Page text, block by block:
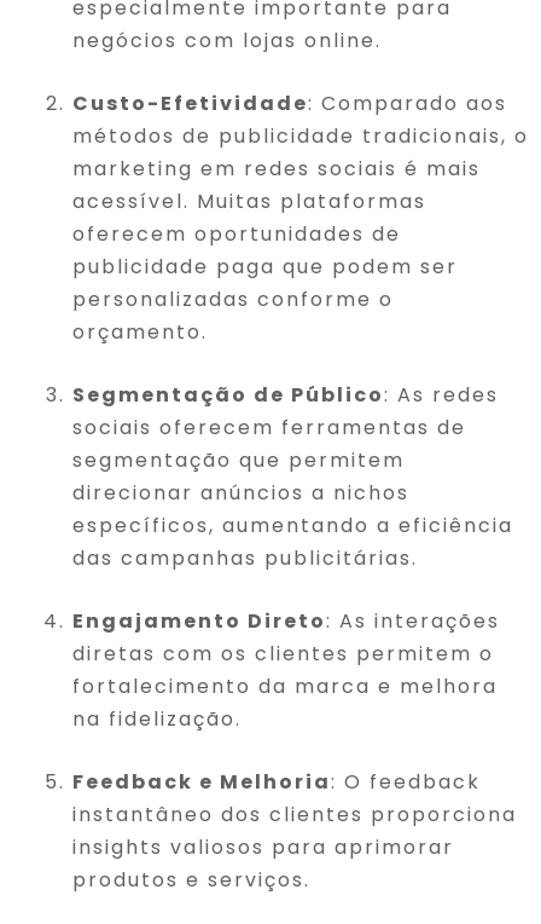
especialmente importante para
negócios com lojas online.
Custo-Efetividade: Comparado aos
métodos de publicidade tradicionais, o
marketing em redes sociais é mais
acessível. Muitas plataformas
oferecem oportunidades de
publicidade paga que podem ser
personalizadas conforme o
orçamento.
Segmentação de Público: As redes
sociais oferecem ferramentas de
segmentação que permitem
direcionar anúncios a nichos
específicos, aumentando a eficiência
das campanhas publicitárias.
Engajamento Direto: As interações
diretas com os clientes permitem o
fortalecimento da marca e melhora
na fidelização.
Feedback e Melhoria: O feedback
instantâneo dos clientes proporciona
insights valiosos para aprimorar
produtos e serviços.